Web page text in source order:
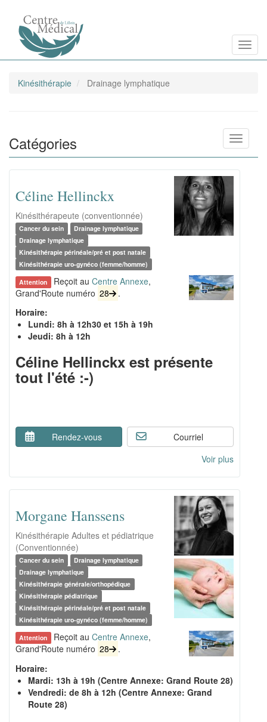
contenu
Kinésithérapie Drainage lymphatique
Toggle
Catégories
Céline Hellinckx
Kinésithérapeute (conventionnée)
Cancer du sein
Drainage lymphatique
Drainage lymphatique
Kinésithérapie périnéale/pré et post natale
Kinésithérapie uro-gynéco (femme/homme)
Attention Reçoit au Centre Annexe,
Grand'Route numéro 28
.
Horaire:
Lundi: 8h à 12h30 et 15h à 19h
Jeudi: 8h à 12h
Céline Hellinckx est présente
tout l'été :-)
Rendez-vous
Courriel
Voir plus
Morgane Hanssens
Kinésithérapie Adultes et pédiatrique
(Conventionnée)
Cancer du sein
Drainage lymphatique
Drainage lymphatique
Kinésithérapie générale/orthopédique
Kinésithérapie pédiatrique
Kinésithérapie périnéale/pré et post natale
Kinésithérapie uro-gynéco (femme/homme)
Attention Reçoit au Centre Annexe,
Grand'Route numéro 28
.
Horaire:
Mardi: 13h à 19h (Centre Annexe: Grand Route 28)
Vendredi: de 8h à 12h (Centre Annexe: Grand
Route 28)